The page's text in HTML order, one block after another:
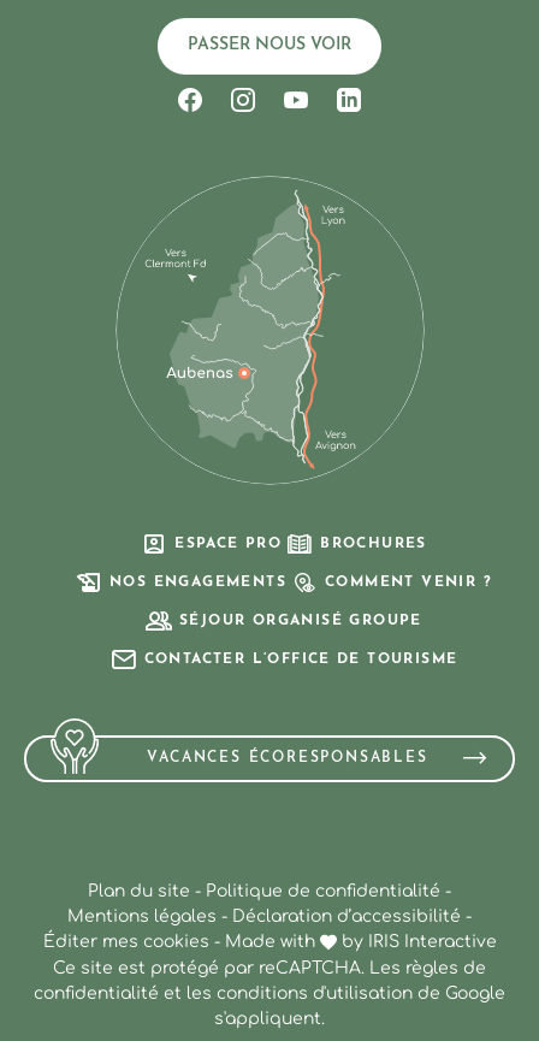
PASSER NOUS VOIR
Suivez-nous sur Facebook
Suivez-nous sur Instagram
Suivez-nous sur
Suivez-nous sur
ESPACE PRO BROCHURES
NOS ENGAGEMENTS COMMENT VENIR ?
SÉJOUR ORGANISÉ GROUPE
CONTACTER L’OFFICE DE TOURISME
VACANCES ÉCORESPONSABLES
Plan du site - Politique de confidentialité -
Mentions légales - Déclaration d’accessibilité -
Éditer mes cookies - Made with by
IRIS Interactive
Ce site est protégé par reCAPTCHA. Les règles de
confidentialité et les conditions d'utilisation de Google
s'appliquent.